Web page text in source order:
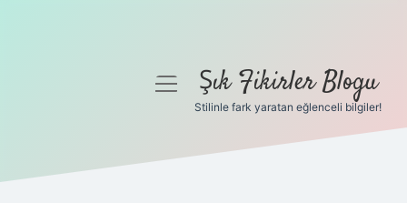
Gizlilik Politikası
menüyüŞık Fikirler Blogu
Stilinle fark yaratan eğlenceli bilgiler!